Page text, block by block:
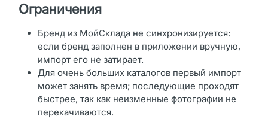
Ограничения
Бренд из МойСклада не синхронизируется:
если бренд заполнен в приложении вручную,
импорт его не затирает.
Для очень больших каталогов первый импорт
может занять время; последующие проходят
быстрее, так как неизменные фотографии не
перекачиваются.